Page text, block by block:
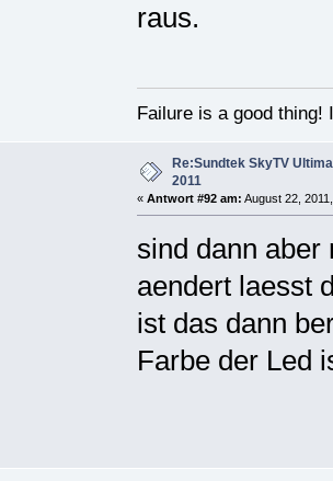
raus.
Failure is a good thing!
Re:Sundtek SkyTV
2011
« Antwort #92 am: August 22,
sind dann aber
aendert laesst
ist das dann
Farbe der Led